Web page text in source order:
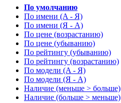
По умолчанию
По имени (A - Я)
По имени (Я - A)
По цене (возрастанию)
По цене (убыванию)
По рейтингу (убыванию)
По рейтингу (возрастанию)
По модели (A - Я)
По модели (Я - A)
Наличие (меньше > больше)
Наличие (больше > меньше)